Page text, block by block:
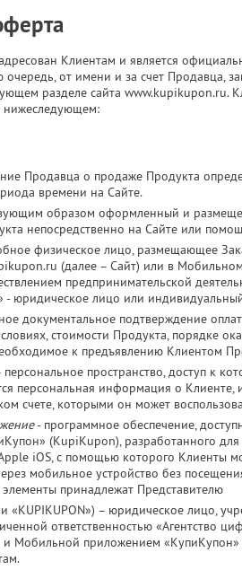
Клиентам и является
очередь, от имени и за счет Продавца,
разделе сайта www.kupikupon.ru.
нижеследующем:
Продавца о продаже Продукта
времени на Сайте.
образом оформленный и
непосредственно на Сайте или
физическое лицо, размещающее
(далее – Сайт) или в
предпринимательской
- юридическое лицо или
документальное подтверждение
стоимости Продукта, порядке
к предъявлению Клиентом
пространство, доступ к
персональная информация о Клиенте,
счете, которыми он может
- программное обеспечение,
(KupiKupon), разработанного
iOS, с помощью которого Клиенты
мобильное устройство без
принадлежат Представителю
«KUPIKUPON») – юридическое лицо,
ответственностью «Агентство
Мобильной приложением